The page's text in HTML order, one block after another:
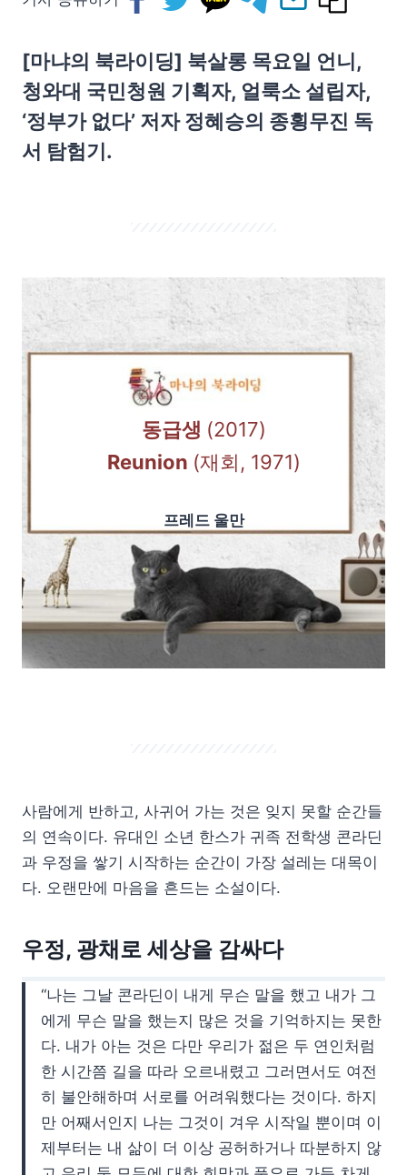
[마냐의 북라이딩] 북살롱 목요일 언니,
청와대 국민청원 기획자, 얼룩소 설립자,
‘정부가 없다’ 저자 정혜승의 종횡무진 독
서 탐험기.
동급생 (2017)
Reunion (재회, 1971)
프레드 울만
사람에게 반하고, 사귀어 가는 것은 잊지 못할 순간들
의 연속이다. 유대인 소년 한스가 귀족 전학생 콘라딘
과 우정을 쌓기 시작하는 순간이 가장 설레는 대목이
다. 오랜만에 마음을 흔드는 소설이다.
우정, 광채로 세상을 감싸다
“나는 그날 콘라딘이 내게 무슨 말을 했고 내가 그
에게 무슨 말을 했는지 많은 것을 기억하지는 못한
다. 내가 아는 것은 다만 우리가 젊은 두 연인처럼
한 시간쯤 길을 따라 오르내렸고 그러면서도 여전
히 불안해하며 서로를 어려워했다는 것이다. 하지
만 어째서인지 나는 그것이 겨우 시작일 뿐이며 이
제부터는 내 삶이 더 이상 공허하거나 따분하지 않